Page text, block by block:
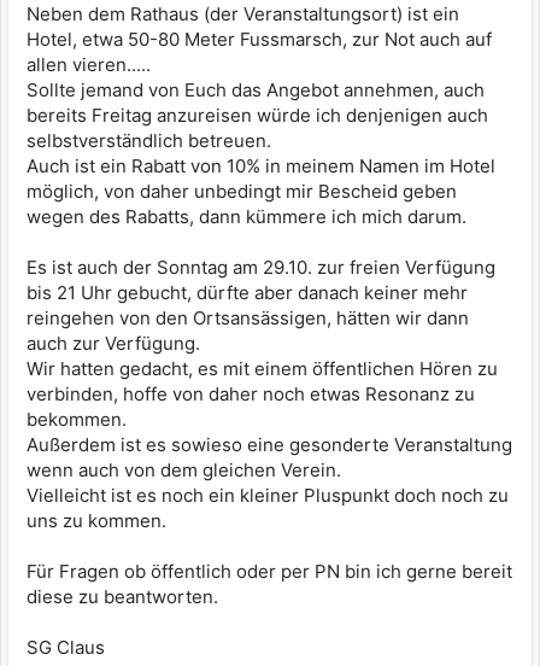
Neben dem Rathaus (der Veranstaltungsort) ist ein
Hotel, etwa 50-80 Meter Fussmarsch, zur Not auch auf
allen vieren.....
Sollte jemand von Euch das Angebot annehmen, auch
bereits Freitag anzureisen würde ich denjenigen auch
selbstverständlich betreuen.
Auch ist ein Rabatt von 10% in meinem Namen im Hotel
möglich, von daher unbedingt mir Bescheid geben
wegen des Rabatts, dann kümmere ich mich darum.
Es ist auch der Sonntag am 29.10. zur freien Verfügung
bis 21 Uhr gebucht, dürfte aber danach keiner mehr
reingehen von den Ortsansässigen, hätten wir dann
auch zur Verfügung.
Wir hatten gedacht, es mit einem öffentlichen Hören zu
verbinden, hoffe von daher noch etwas Resonanz zu
bekommen.
Außerdem ist es sowieso eine gesonderte Veranstaltung
wenn auch von dem gleichen Verein.
Vielleicht ist es noch ein kleiner Pluspunkt doch noch zu
uns zu kommen.
Für Fragen ob öffentlich oder per PN bin ich gerne bereit
diese zu beantworten.
SG Claus